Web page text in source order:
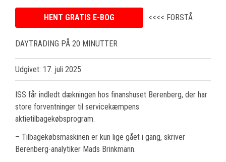
HENT GRATIS E-BOG <<<< FORSTÅ
DAYTRADING PÅ 20 MINUTTER
Udgivet: 17. juli 2025
ISS får indledt dækningen hos finanshuset Berenberg, der har
store forventninger til servicekæmpens
aktietilbagekøbsprogram.
– Tilbagekøbsmaskinen er kun lige gået i gang, skriver
Berenberg-analytiker Mads Brinkmann.